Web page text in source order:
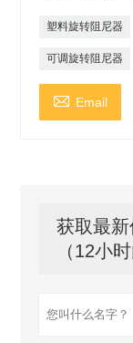
塑料旋转阻尼器
可调旋转阻尼器
 Email
获取最
（12小时